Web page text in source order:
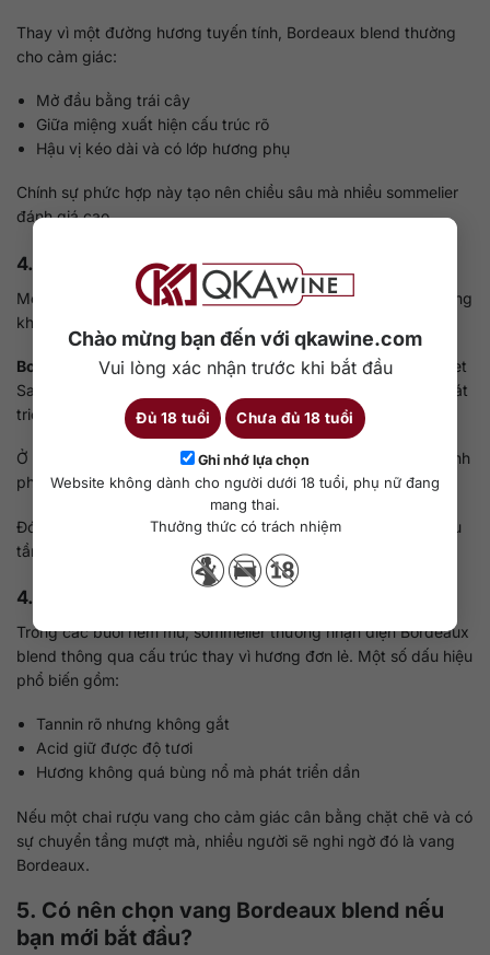
Chào mừng bạn đến với qkawine.com
Vui lòng xác nhận trước khi bắt đầu
Đủ 18 tuổi Chưa đủ 18 tuổi
Ghi nhớ lựa chọn
Website không dành cho người dưới 18 tuổi, phụ nữ đang
mang thai.
Thưởng thức có trách nhiệm
Thay vì một đường hương tuyến tính, Bordeaux blend thường
cho cảm giác:
Mở đầu bằng trái cây
Giữa miệng xuất hiện cấu trúc rõ
Hậu vị kéo dài và có lớp hương phụ
Chính sự phức hợp này tạo nên chiều sâu mà nhiều sommelier
đánh giá cao.
4.2. Cách phát triển theo thời gian
Một chai vang đơn giống có thể rất ấn tượng khi còn trẻ, nhưng
khả năng phát triển dài hạn phụ thuộc mạnh vào giống đó.
Bordeaux blend, nhờ sự kết hợp giữa tannin cao của Cabernet
Sauvignon và độ mềm của Merlot, thường có đường cong phát
triển ổn định hơn.
Ở giai đoạn đầu, rượu có thể còn kín. Sau nhiều năm, các thành
phần hòa quyện, tạo cảm giác liền mạch và sâu hơn.
Đó là lý do nhiều chai vang Bordeaux blend cao cấp được sưu
tầm và theo dõi
qua nhiều thập kỷ
4.3. Trải nghiệm sommelier khi nếm blind tasting
Trong các buổi nếm mù, sommelier thường nhận diện Bordeaux
blend thông qua cấu trúc thay vì hương đơn lẻ. Một số dấu hiệu
phổ biến gồm:
Tannin rõ nhưng không gắt
Acid giữ được độ tươi
Hương không quá bùng nổ mà phát triển dần
Nếu một chai rượu vang cho cảm giác cân bằng chặt chẽ và có
sự chuyển tầng mượt mà, nhiều người sẽ nghi ngờ đó là vang
Bordeaux.
5. Có nên chọn vang Bordeaux blend nếu
bạn mới bắt đầu?